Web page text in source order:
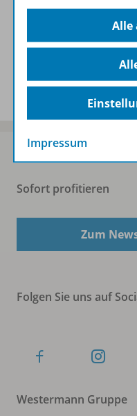
Weitere Inhalte
Sofort profitieren
Zum
Folgen Sie uns auf
Westermann Gruppe
Alle
Impressum